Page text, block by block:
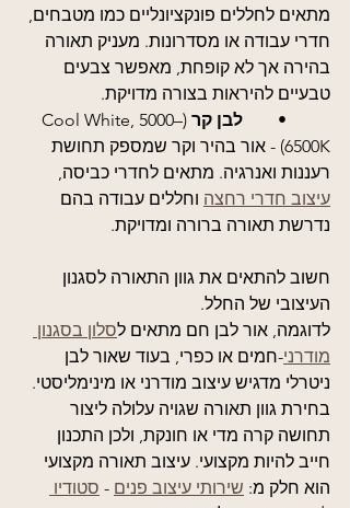
מתאים לחללים פונקציונליים כמו מטבחים,
חדרי עבודה או מסדרונות. מעניק תאורה
בהירה אך לא קופחת, מאפשר צבעים
טבעיים להיראות בצורה מדויקת.
לבן קר (Cool White, 5000–
6500K) - אור בהיר וקר שמספק תחושת
רעננות ואנרגיה. מתאים לחדרי כביסה,
עיצוב חדרי רחצה וחללים עבודה בהם
נדרשת תאורה ברורה ומדויקת.
חשוב להתאים את גוון התאורה לסגנון
העיצובי של החלל.
לדוגמה, אור לבן חם מתאים לסלון בסגנון
מודרני-חמים או כפרי, בעוד שאור לבן
ניטרלי מדגיש עיצוב מודרני או מינימליסטי.
בחירת גוון תאורה שגויה עלולה ליצור
תחושה קרה מדי או חונקת, ולכן התכנון
חייב להיות מקצועי. עיצוב תאורה מקצועי
הוא חלק מ: שירותי עיצוב פנים - סטודיו